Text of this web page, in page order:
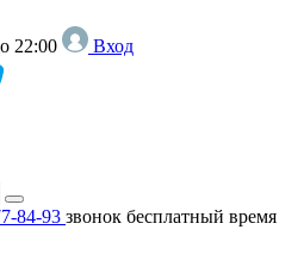
22:00 Вход
84-93 звонок бесплатный время